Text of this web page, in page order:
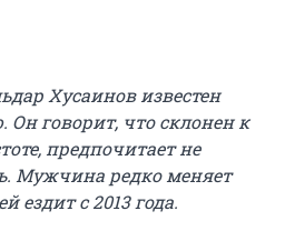
Хусаинов известен
Он говорит, что склонен к
предпочитает не
Мужчина редко меняет
ездит с2013 года.